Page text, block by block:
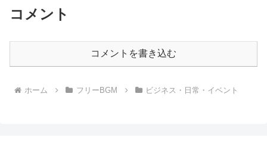
コメント
コメントを書き込む
ホーム フリーBGM ビジネス・日常・イベント